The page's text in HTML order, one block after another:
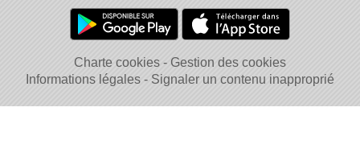
Charte cookies
Gestion des cookies
Informations légales
Signaler un contenu inapproprié